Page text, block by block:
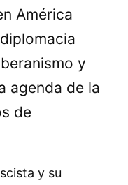
América
y
agenda de la
de
y su